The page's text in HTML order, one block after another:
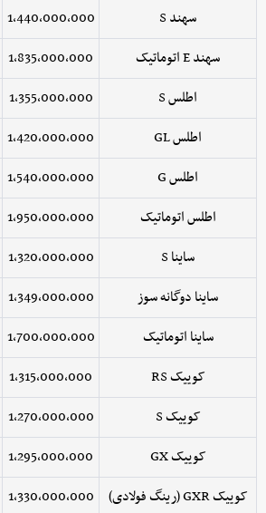
سهند S
1,440,000,000
سهند E اتوماتیک
1,835,000,000
اطلس S
1,355,000,000
اطلس GL
1,420,000,000
اطلس G
1,540,000,000
اطلس اتوماتیک
1,950,000,000
ساینا S
1,320,000,000
ساینا دوگانه سوز
1,349,000,000
ساینا اتوماتیک
1,700,000,000
کوییک RS
1,315,000,000
کوییک S
1,270,000,000
کوییک GX
1,295,000,000
کوییک GXR (رینگ فولادی)
1,330,000,000